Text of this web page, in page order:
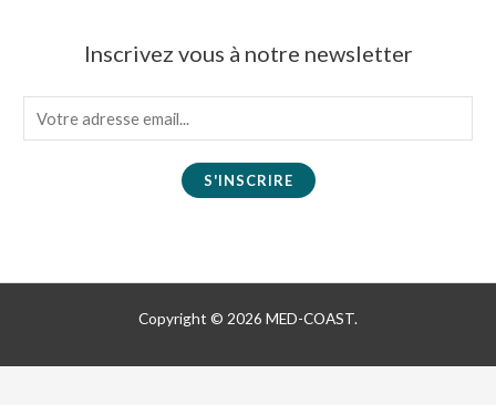
Inscrivez vous à notre newsletter
m
S'INSCRIRE
Copyright © 2026 MED-COAST.